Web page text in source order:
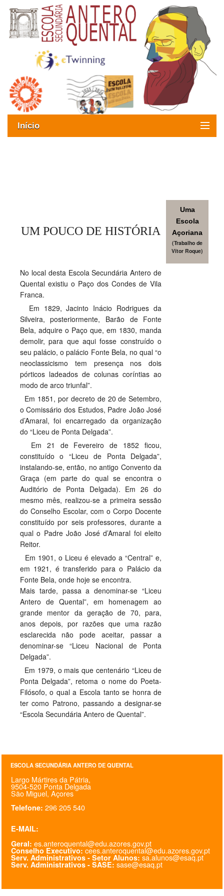
Início
SASE
Matrículas
@parlamentodosjovens_esaq
@esaq.erasmus
@oficina.do.largo
PROFESSORES
ENC. DE EDUCAÇÃO
UM POUCO DE HISTÓRIA
Uma
Escola
Açoriana
(Trabalho de
Vítor Roque)
No local desta Escola Secundária Antero de
Quental existiu o Paço dos Condes de Vila
Franca.
Em 1829, Jacinto Inácio Rodrigues da
Silveira, posteriormente, Barão de Fonte
Bela, adquire o Paço que, em 1830, manda
demolir, para que aqui fosse construído o
seu palácio, o palácio Fonte Bela, no qual “o
neoclassicismo tem presença nos dois
pórticos ladeados de colunas coríntias ao
modo de arco triunfal”.
Em 1851, por decreto de 20 de Setembro,
o Comissário dos Estudos, Padre João José
d’Amaral, foi encarregado da organização
do “Liceu de Ponta Delgada”.
Em 21 de Fevereiro de 1852 ficou,
constituído o “Liceu de Ponta Delgada”,
instalando-se, então, no antigo Convento da
Graça (em parte do qual se encontra o
Auditório de Ponta Delgada). Em 26 do
mesmo mês, realizou-se a primeira sessão
do Conselho Escolar, com o Corpo Docente
constituído por seis professores, durante a
qual o Padre João José d’Amaral foi eleito
Reitor.
Em 1901, o Liceu é elevado a “Central” e,
em 1921, é transferido para o Palácio da
Fonte Bela, onde hoje se encontra.
Mais tarde, passa a denominar-se “Liceu
Antero de Quental”, em homenagem ao
grande mentor da geração de 70, para,
anos depois, por razões que uma razão
esclarecida não pode aceitar, passar a
denominar-se “Liceu Nacional de Ponta
Delgada”.
Em 1979, o mais que centenário “Liceu de
Ponta Delgada”, retoma o nome do Poeta-
Filósofo, o qual a Escola tanto se honra de
ter como Patrono, passando a designar-se
“Escola Secundária Antero de Quental”.
ESCOLA SECUNDÁRIA ANTERO DE QUENTAL
Largo Mártires da Pátria,
9504-520 Ponta Delgada
São Miguel, Açores
Telefone: 296 205 540
E-MAIL:
Geral: es.anteroquental@edu.azores.gov.pt
Conselho Executivo: cees.anteroquental@edu.azores.gov.pt
Serv. Administrativos - Setor Alunos: sa.alunos@esaq.pt
Serv. Administrativos - SASE: sase@esaq.pt